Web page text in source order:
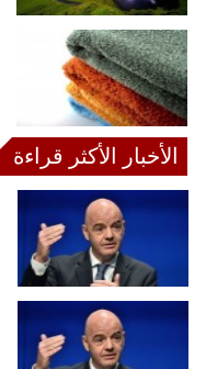
الأخبار الأكثر قراءة